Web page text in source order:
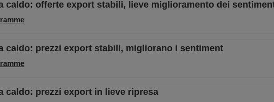
caldo: offerte export stabili, lieve miglioramento dei
caldo: prezzi export stabili, migliorano i sentiment
caldo: prezzi export in lieve ripresa